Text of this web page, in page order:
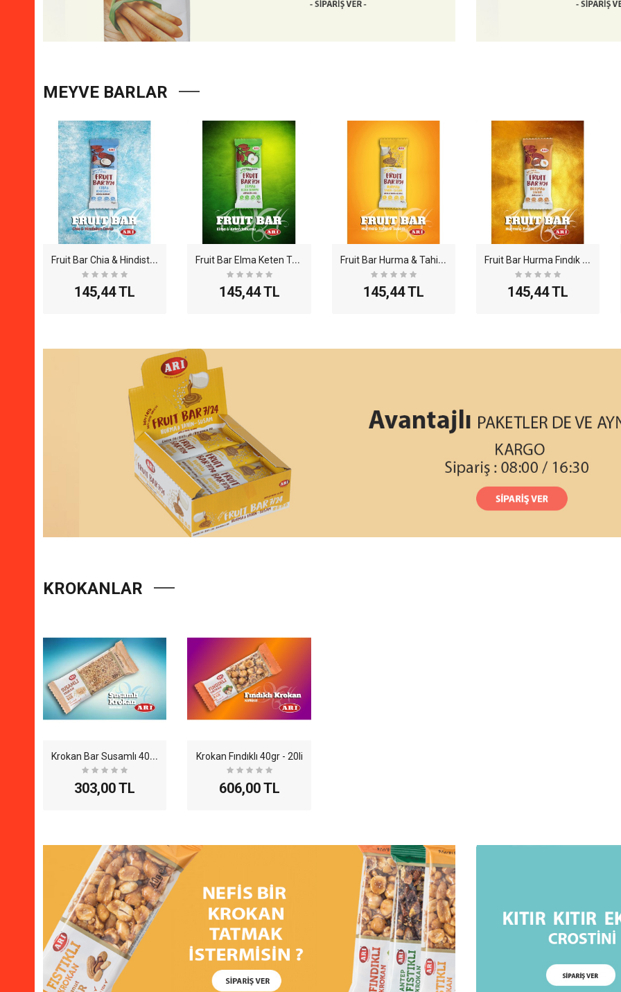
MEYVE BARLAR
F
ruit Bar Chia & Hindistan Cevizli 35gr - 12li Pak..
145,44 TL
F
ruit Bar Elma Keten Tohumu 35gr - 12li Paket
145,44 TL
F
ruit Bar Hurma & Tahin - Susam 35gr - 12li Paket ..
145,44 TL
F
ruit Bar Hurma Fındık 35gr - 12li Paket
145,44 TL
KROKANLAR
K
rokan Bar Susamlı 40gr - 20li
303,00 TL
Krokan Fındıklı 40gr - 20li
606,00 TL